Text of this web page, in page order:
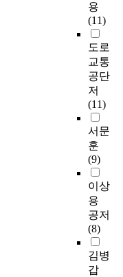
용
(11)
도로
교통
공단
저
(11)
서문
훈
(9)
이상
용
공저
(8)
김병
갑